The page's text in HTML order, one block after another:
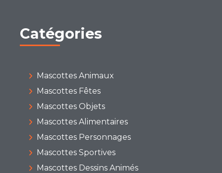
Catégories
Mascottes Animaux
Mascottes Fêtes
Mascottes Objets
Mascottes Alimentaires
Mascottes Personnages
Mascottes Sportives
Mascottes Dessins Animés